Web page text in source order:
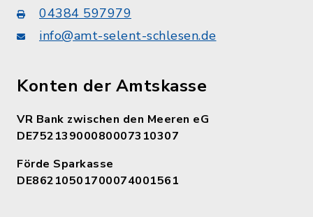
04384 597979
info@amt-selent-schlesen.de
Konten der Amtskasse
VR Bank zwischen den Meeren eG
DE75213900080007310307
Förde Sparkasse
DE86210501700074001561